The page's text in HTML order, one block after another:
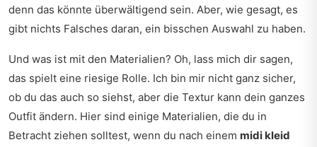
denn das könnte überwältigend sein. Aber, wie gesagt, es
gibt nichts Falsches daran, ein bisschen Auswahl zu haben.
Und was ist mit den Materialien? Oh, lass mich dir sagen,
das spielt eine riesige Rolle. Ich bin mir nicht ganz sicher,
ob du das auch so siehst, aber die Textur kann dein ganzes
Outfit ändern. Hier sind einige Materialien, die du in
Betracht ziehen solltest, wenn du nach einem midi kleid